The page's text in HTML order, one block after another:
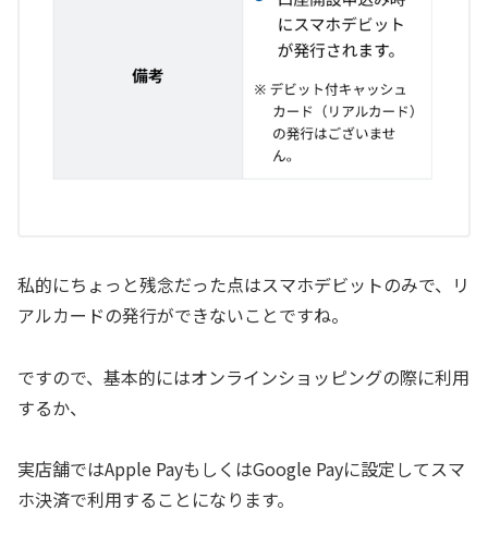
私的にちょっと残念だった点はスマホデビットのみで、リ
アルカードの発行ができないことですね。
ですので、基本的にはオンラインショッピングの際に利用
するか、
実店舗ではApple PayもしくはGoogle Payに設定してスマ
ホ決済で利用することになります。